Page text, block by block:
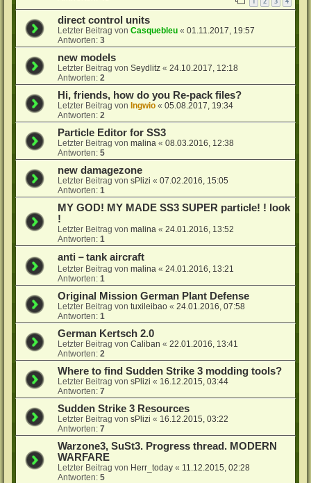
direct control units
Letzter Beitrag vonCasquebleu «01.11.2017, 19:57
Antworten:3
new models
Letzter Beitrag vonSeydlitz «24.10.2017, 12:18
Antworten:2
Hi, friends, how do you Re-pack files?
Letzter Beitrag vonIngwio «05.08.2017, 19:34
Antworten:2
Particle Editor for SS3
Letzter Beitrag vonmalina «08.03.2016, 12:38
Antworten:5
new damagezone
Letzter Beitrag vonsPlizi «07.02.2016, 15:05
Antworten:1
MY GOD! MY MADE SS3 SUPER particle! ! look
!
Letzter Beitrag vonmalina «24.01.2016, 13:52
Antworten:1
anti－tank aircraft
Letzter Beitrag vonmalina «24.01.2016, 13:21
Antworten:1
Original Mission German Plant Defense
Letzter Beitrag vontuxileibao «24.01.2016, 07:58
Antworten:1
German Kertsch 2.0
Letzter Beitrag vonCaliban «22.01.2016, 13:41
Antworten:2
Where to find Sudden Strike 3 modding tools?
Letzter Beitrag vonsPlizi « 16.12.2015, 03:44
Antworten:7
Sudden Strike 3 Resources
Letzter Beitrag vonsPlizi « 16.12.2015, 03:22
Antworten:7
Warzone3, SuSt3. Progress thread. MODERN
WARFARE
Letzter Beitrag von Herr_today « 11.12.2015, 02:28
Antworten:5